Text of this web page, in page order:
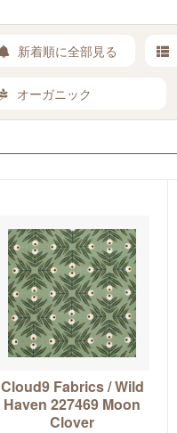
新着順に全部見る
オーガニック
Cloud9 Fabrics / Wild
Haven 227469 Moon
Clover